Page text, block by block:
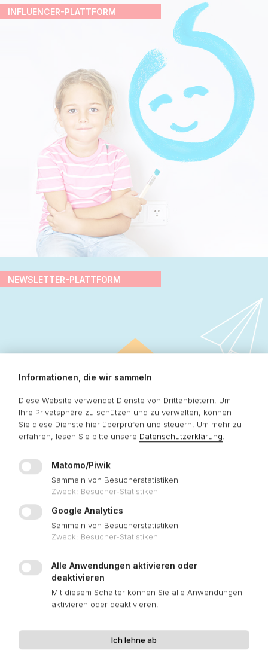
INFLUENCER-PLATTFORM
NEWSLETTER-PLATTFORM
Informationen, die wir sammeln
Diese Website verwendet Dienste von Drittanbietern. Um
Ihre Privatsphäre zu schützen und zu verwalten, können
Sie diese Dienste hier überprüfen und steuern.
Um mehr zu
erfahren, lesen Sie bitte unsere Datenschutzerklärung
Matomo/Piwik
Sammeln von Besucherstatistiken
Zweck: Besucher-Statistiken
Google Analytics
Sammeln von Besucherstatistiken
Zweck: Besucher-Statistiken
Alle Anwendungen aktivieren oder
deaktivieren
Mit diesem Schalter können Sie alle Anwendungen
aktivieren oder deaktivieren.
Ich lehne ab